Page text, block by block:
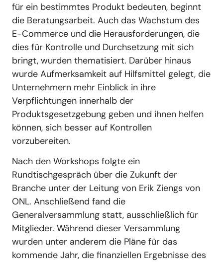
für ein bestimmtes Produkt bedeuten, beginnt
die Beratungsarbeit. Auch das Wachstum des
E-Commerce und die Herausforderungen, die
dies für Kontrolle und Durchsetzung mit sich
bringt, wurden thematisiert. Darüber hinaus
wurde Aufmerksamkeit auf Hilfsmittel gelegt, die
Unternehmern mehr Einblick in ihre
Verpflichtungen innerhalb der
Produktsgesetzgebung geben und ihnen helfen
können, sich besser auf Kontrollen
vorzubereiten.
Nach den Workshops folgte ein
Rundtischgespräch über die Zukunft der
Branche unter der Leitung von Erik Ziengs von
ONL. Anschließend fand die
Generalversammlung statt, ausschließlich für
Mitglieder. Während dieser Versammlung
wurden unter anderem die Pläne für das
kommende Jahr, die finanziellen Ergebnisse des